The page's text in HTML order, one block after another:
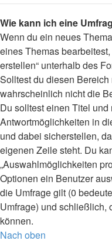
Wie kann ich eine
Wenn du ein neues
eines Themas
erstellen“ unterhalb des
Solltest du diesen
wahrscheinlich nicht die
Du solltest einen Titel
Antwortmöglichkeiten in
und dabei sicherstellen,
eigenen Zeile steht. Du
„Auswahlmöglichkeiten
Optionen ein Benutzer
die Umfrage gilt (0
Umfrage) und schließlich,
können.
Nach oben